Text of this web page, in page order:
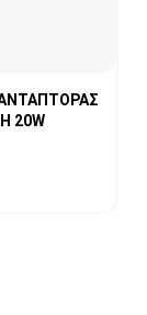
ΑΝΤΑΠΤΟΡΑΣ
20W